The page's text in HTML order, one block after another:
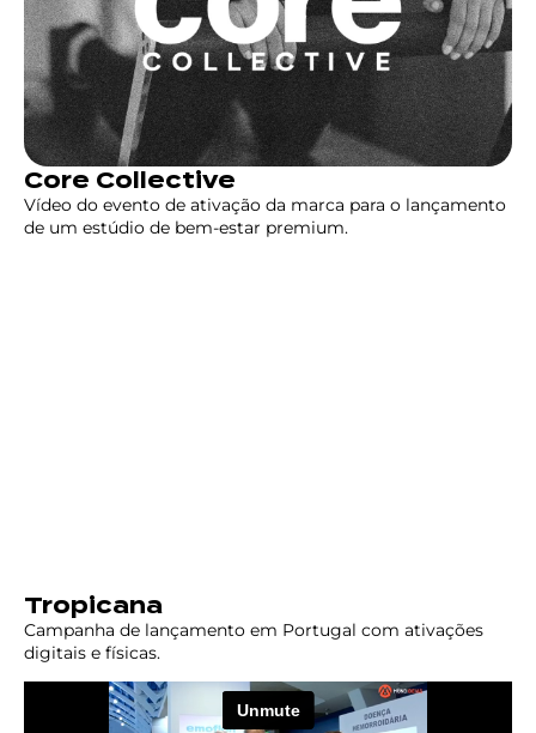
Core Collective
Vídeo do evento de ativação da marca para o lançamento
de um estúdio de bem-estar premium.
Tropicana
Campanha de lançamento em Portugal com ativações
digitais e físicas.